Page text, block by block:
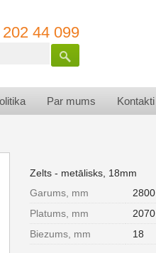
202 44 099
Par mums Kontakti
Zelts - metālisks, 18mm
Garums, mm
2800
Platums, mm
2070
Biezums, mm
18